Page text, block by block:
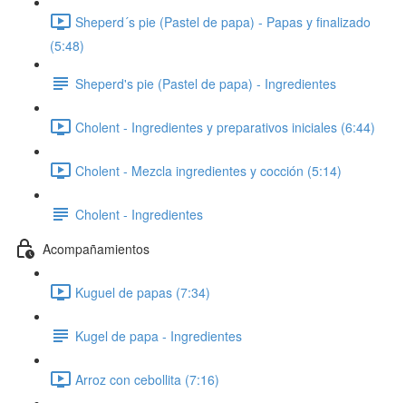
Sheperd´s pie (Pastel de papa) - Papas y finalizado
(5:48)
Sheperd's pie (Pastel de papa) - Ingredientes
Cholent - Ingredientes y preparativos iniciales (6:44)
Cholent - Mezcla ingredientes y cocción (5:14)
Cholent - Ingredientes
Acompañamientos
Kuguel de papas (7:34)
Kugel de papa - Ingredientes
Arroz con cebollita (7:16)